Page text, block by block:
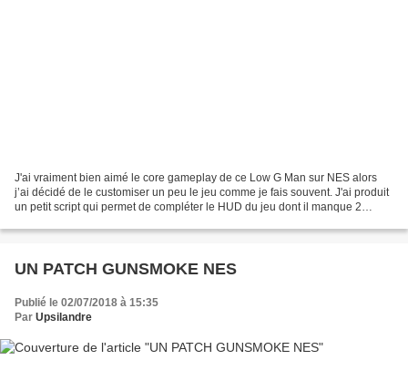
J'ai vraiment bien aimé le core gameplay de ce Low G Man sur NES alors
j’ai décidé de le customiser un peu le jeu comme je fais souvent. J'ai produit
un petit script qui permet de compléter le HUD du jeu dont il manque 2
UN PATCH GUNSMOKE NES
Publié le 02/07/2018 à 15:35
Par Upsilandre